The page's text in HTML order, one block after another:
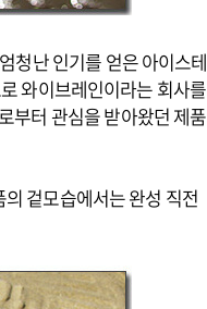
청난 인기를 얻은 아이스테
와이브레인이라는 회사를
부터 관심을 받아왔던 제품
겉모습에서는 완성 직전